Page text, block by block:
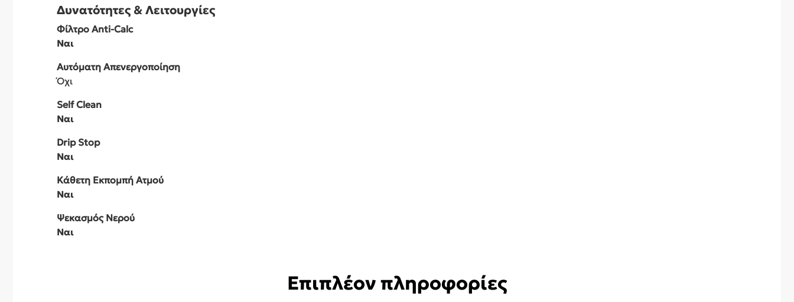
Δυνατότητες & Λειτουργίες
Φίλτρο Anti-Calc
Ναι
Αυτόματη Απενεργοποίηση
Όχι
Self Clean
Ναι
Drip Stop
Ναι
Κάθετη Εκπομπή Ατμού
Ναι
Ψεκασμός Νερού
Ναι
Επιπλέον πληροφορίες